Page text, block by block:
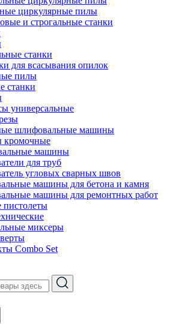
циркулярные пилы
и строгальные станки
станки
для всасывания опилок
пилы
станки
универсальные
шлифовальные машины
кромочные
машины
для труб
угловых сварных швов
машины для бетона и камня
машины для ремонтных работ
пистолеты
миксеры
Combo Set